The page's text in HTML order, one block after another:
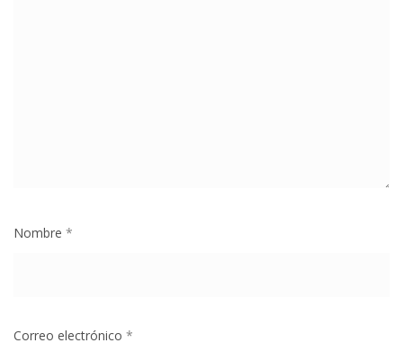
Nombre *
Correo electrónico *